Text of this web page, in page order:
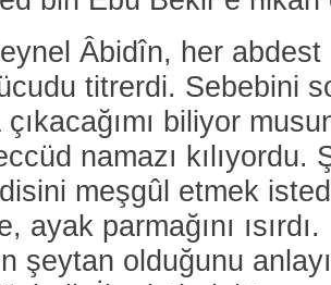
Âbidîn, her abdest
titrerdi. Sebebini
biliyor
namazı
meşgûl etmek
ayak parmağını
şeytan olduğunu